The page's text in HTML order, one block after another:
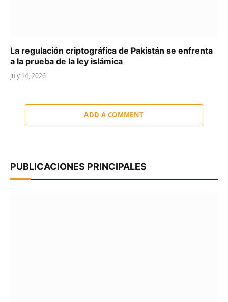
La regulación criptográfica de Pakistán se enfrenta
a la prueba de la ley islámica
July 14, 2026
ADD A COMMENT
PUBLICACIONES PRINCIPALES